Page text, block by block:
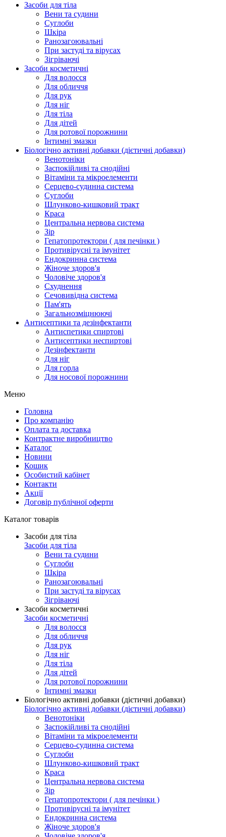
Засоби для тіла
Вени та судини
Суглоби
Шкіра
Ранозагоювальні
При застуді та вірусах
Зігріваючі
Засоби косметичні
Для волосся
Для обличчя
Для рук
Для ніг
Для тіла
Для дітей
Для ротової порожнини
Інтимні змазки
Біологічно активні добавки (дієтичні добавки)
Венотоніки
Заспокійливі та снодійні
Вітаміни та мікроелементи
Серцево-судинна система
Суглоби
Шлунково-кишковий тракт
Краса
Центральна нервова система
Зір
Гепатопротектори ( для печінки )
Противірусні та імунітет
Ендокринна система
Жіноче здоров'я
Чоловіче здоров'я
Схуднення
Сечовивідна система
Пам'ять
Загальнозміцнюючі
Антисептики та дезінфектанти
Антиспетики спиртові
Антисептики неспиртові
Дезінфектанти
Для ніг
Для горла
Для носової порожнини
Меню
Головна
Про компанію
Оплата та доставка
Контрактне виробництво
Каталог
Новини
Кошик
Особистий кабінет
Контакти
Акції
Договір публічної оферти
Каталог товарів
Засоби для тіла
Засоби для тіла
Вени та судини
Суглоби
Шкіра
Ранозагоювальні
При застуді та вірусах
Зігріваючі
Засоби косметичні
Засоби косметичні
Для волосся
Для обличчя
Для рук
Для ніг
Для тіла
Для дітей
Для ротової порожнини
Інтимні змазки
Біологічно активні добавки (дієтичні добавки)
Біологічно активні добавки (дієтичні добавки)
Венотоніки
Заспокійливі та снодійні
Вітаміни та мікроелементи
Серцево-судинна система
Суглоби
Шлунково-кишковий тракт
Краса
Центральна нервова система
Зір
Гепатопротектори ( для печінки )
Противірусні та імунітет
Ендокринна система
Жіноче здоров'я